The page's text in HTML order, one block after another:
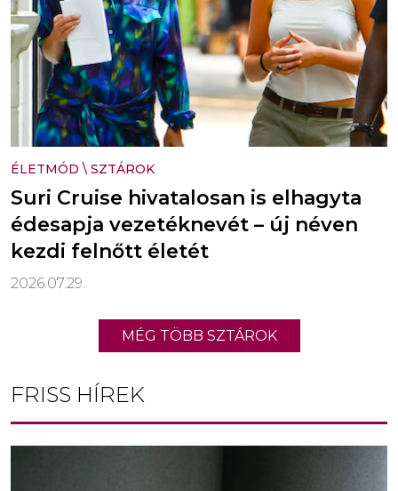
ÉLETMÓD \ SZTÁROK
Suri Cruise hivatalosan is elhagyta
édesapja vezetéknevét – új néven
kezdi felnőtt életét
2026.07.29.
MÉG TÖBB SZTÁROK
FRISS HÍREK